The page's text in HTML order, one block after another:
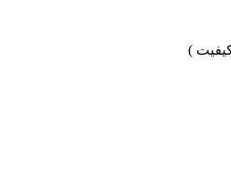
)